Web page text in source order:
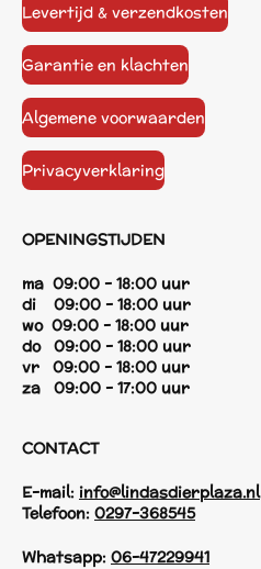
Levertijd & verzendkosten
Garantie en klachten
Algemene voorwaarden
Privacyverklaring
OPENINGSTIJDEN
ma 09:00 - 18:00 uur
di 09:00 - 18:00 uur
wo 09:00 - 18:00 uur
do 09:00 - 18:00 uur
vr 09:00 - 18:00 uur
za 09:00 - 17:00 uur
CONTACT
E-mail: info@lindasdierplaza.nl
Telefoon: 0297-368545
Whatsapp: 06-47229941